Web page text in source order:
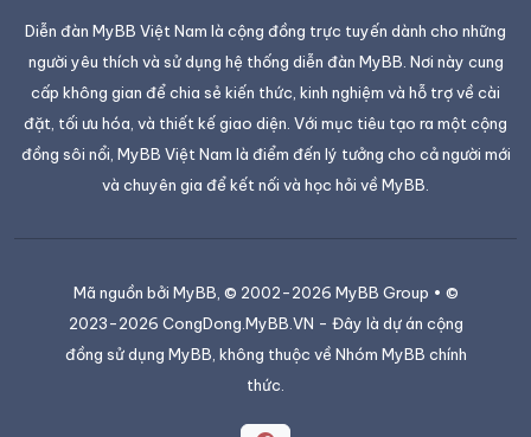
Diễn đàn MyBB Việt Nam là cộng đồng trực tuyến dành cho những
người yêu thích và sử dụng hệ thống diễn đàn MyBB. Nơi này cung
cấp không gian để chia sẻ kiến thức, kinh nghiệm và hỗ trợ về cài
đặt, tối ưu hóa, và thiết kế giao diện. Với mục tiêu tạo ra một cộng
đồng sôi nổi, MyBB Việt Nam là điểm đến lý tưởng cho cả người mới
và chuyên gia để kết nối và học hỏi về MyBB.
Mã nguồn bởi MyBB , © 2002-2026 MyBB Group • ©
2023-2026 CongDong.MyBB.VN - Đây là dự án cộng
đồng sử dụng MyBB, không thuộc về Nhóm MyBB chính
thức.